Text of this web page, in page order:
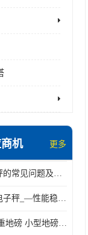
机 更多
装载机电子秤的常见问题及解决方法介绍
广东装载机电子秤_—性能稳定—操作简单—品质可靠
二手地磅 称重地磅 小型地磅 一百吨地磅